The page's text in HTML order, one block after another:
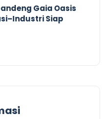
Gaia Oasis
Siap